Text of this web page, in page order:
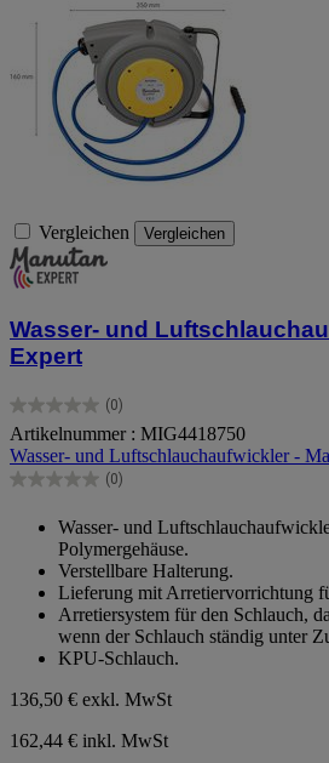
Vergleichen Vergleichen
Wasser- und
Expert
(0)
0.0
von
5
Sternen.
Artikelnummer : MIG4418750
Wasser- und Luftschlauchaufwickler -
(0)
0.0
Sternen.
Wasser- und
Polymergehäuse.
Verstellbare Halterung.
Lieferung mit Arretiervorrichtung
Arretiersystem für den Schlauch,
wenn der Schlauch ständig unter
KPU-Schlauch.
136,50 € exkl. MwSt
162,44 € inkl. MwSt